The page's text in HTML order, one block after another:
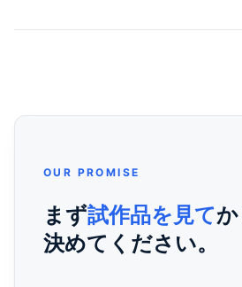
OUR PROMISE
まず試作品を見てか
決めてください。